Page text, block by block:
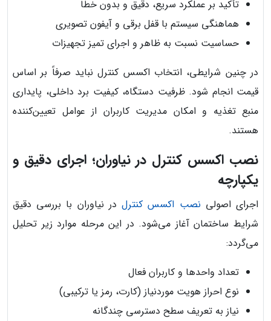
تأکید بر عملکرد سریع، دقیق و بدون خطا
هماهنگی سیستم با قفل برقی و آیفون تصویری
حساسیت نسبت به ظاهر و اجرای تمیز تجهیزات
در چنین شرایطی، انتخاب اکسس کنترل نباید صرفاً بر اساس
قیمت انجام شود. ظرفیت دستگاه، کیفیت برد داخلی، پایداری
منبع تغذیه و امکان مدیریت کاربران از عوامل تعیین‌کننده
هستند.
نصب اکسس کنترل در نیاوران؛ اجرای دقیق و
یکپارچه
اجرای اصولی نصب اکسس کنترلدر نیاوران با بررسی دقیق
شرایط ساختمان آغاز می‌شود. در این مرحله موارد زیر تحلیل
می‌گردد:
تعداد واحدها و کاربران فعال
نوع احراز هویت موردنیاز (کارت، رمز یا ترکیبی)
نیاز به تعریف سطح دسترسی چندگانه